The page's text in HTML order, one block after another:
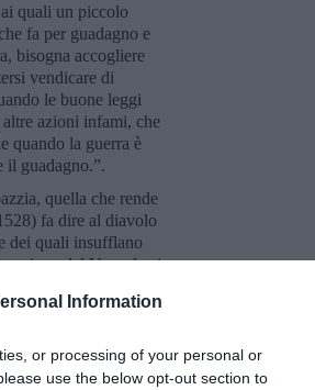
Information
or processing of your personal or
use the below opt-out section to
quali un piccolo
fa per guadagno e
bisogna accogliere
vendicare di
le buone leggi
azioni infami, che
quando la guerra è
il guadagno.”.
quella che rende
fa dire al diavolo
dei quali insufflano
del Vangelo si
campo e nell’altro
che questa
coraggiosi, perché la
ma bello e armato,